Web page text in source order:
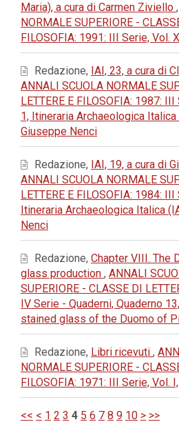
Maria), a cura di Carmen Ziviello ,
NORMALE SUPERIORE -
FILOSOFIA: 1991: III Serie, Vol.
Redazione, IAI, 23, a cura di
ANNALI SCUOLA NORMALE
LETTERE E FILOSOFIA: 1987:
1, Itineraria Archaeologica Italica
Giuseppe Nenci
Redazione, IAI, 19, a cura di
ANNALI SCUOLA NORMALE
LETTERE E FILOSOFIA: 1984:
Itineraria Archaeologica Italica
Nenci
Redazione, Chapter VIII. The
glass production , ANNALI
SUPERIORE - CLASSE DI
IV Serie - Quaderni, Quaderno
stained glass of the Duomo of
Redazione, Libri ricevuti ,
NORMALE SUPERIORE -
FILOSOFIA: 1971: III Serie, Vol.
<< < 1 2 3 4 5 6 7 8 9 10 > >>